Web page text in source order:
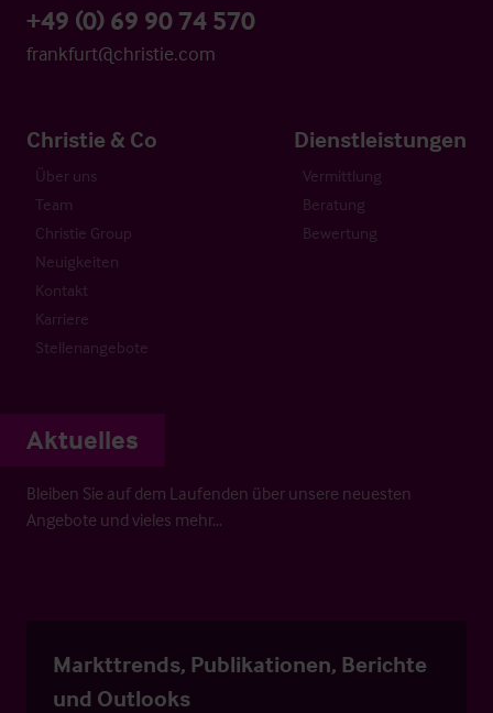
+49 (0) 69 90 74 570
frankfurt@christie.com
Christie & Co
Über uns
Team
Christie Group
Neuigkeiten
Kontakt
Karriere
Stellenangebote
Dienstleistungen
Vermittlung
Beratung
Bewertung
Aktuelles
Bleiben Sie auf dem Laufenden über unsere neuesten
Angebote und vieles mehr…
Markttrends, Publikationen, Berichte
und Outlooks